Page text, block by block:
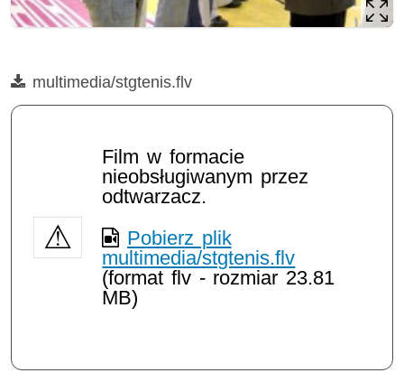
Film
multimedia/stgtenis.flv
Opis filmu: multimedia/stgtenis.flv
Film w formacie
nieobsługiwanym przez
odtwarzacz.
Pobierz plik
multimedia/stgtenis.flv
(format flv - rozmiar 23.81
MB)